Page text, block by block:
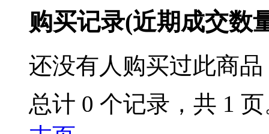
购买记录(近期成交数
还没有人购买过此商品
总计 0 个记录，共 1